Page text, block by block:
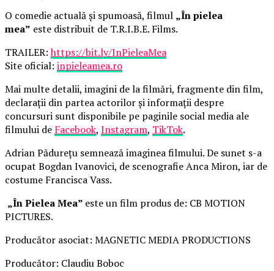
O comedie actuală și spumoasă, filmul „În pielea
mea” este distribuit de T.R.I.B.E. Films.
TRAILER:https://bit.ly/InPieleaMea
Site oficial: inpieleamea.ro
Mai multe detalii, imagini de la filmări, fragmente din film,
declarații din partea actorilor și informații despre
concursuri sunt disponibile pe paginile social media ale
filmului de Facebook, Instagram, TikTok.
Adrian Pădurețu semnează imaginea filmului. De sunet s-a
ocupat Bogdan Ivanovici, de scenografie Anca Miron, iar de
costume Francisca Vass.
„În Pielea Mea” este un film produs de: CB MOTION
PICTURES.
Producător asociat: MAGNETIC MEDIA PRODUCTIONS
Producător: Claudiu Boboc